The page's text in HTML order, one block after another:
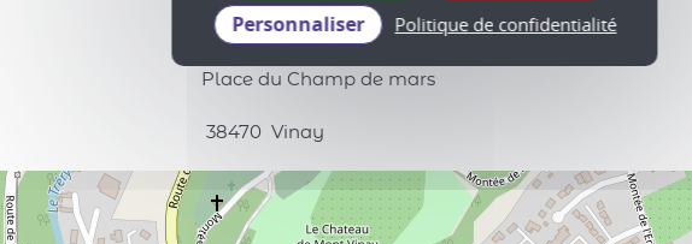
Place du Champ de mars
38470 Vinay
Personnaliser
Politique de confidentialité